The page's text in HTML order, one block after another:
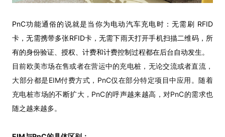
PnC功能通俗的说就是当你为电动汽车充电时：无需刷 RFID
卡，无需携带多张RFID卡，无需下雨天打开手机扫描二维码，所
有的身份验证、授权、计费和计费控制过程都在后台自动发生。
目前欧美市场在售或者在营运中的充电桩，无论交流或者直流，
大部分都是EIM付费方式，PnC仅在部分特定项目中应用。随着
充电桩市场的不断扩大，PnC的呼声越来越高，对PnC的需求也
随之越来越多。